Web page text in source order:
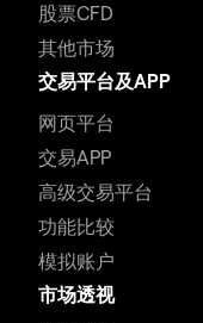
股票CFD
其他市场
交易平台及APP
网页平台
交易APP
高级交易平台
功能比较
模拟账户
市场透视